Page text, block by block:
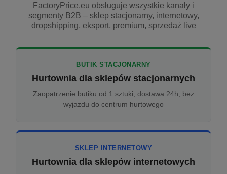
FactoryPrice.eu obsługuje wszystkie kanały i
segmenty B2B – sklep stacjonarny, internetowy,
dropshipping, eksport, premium, sprzedaż live
BUTIK STACJONARNY
Hurtownia dla sklepów stacjonarnych
Zaopatrzenie butiku od 1 sztuki, dostawa 24h, bez
wyjazdu do centrum hurtowego
SKLEP INTERNETOWY
Hurtownia dla sklepów internetowych